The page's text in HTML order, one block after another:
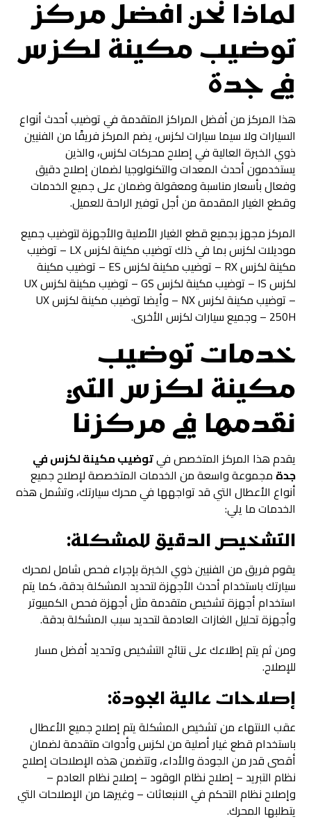
لماذا نحنافضل مركز
توضيب مكينة لكزس
في جدة
هذا المركز من أفضل المراكز المتقدمة في توضيب أحدث أنواع
السيارات ولا سيما سيارات لكزس، يضم المركز فريقًا من الفنيين
ذوي الخبرة العالية في إصلاح محركات لكزس، والذين
يستخدمون أحدث المعدات والتكنولوجيا لضمان إصلاح دقيق
وفعال بأسعار مناسبة ومعقولة وضمان على جميع الخدمات
وقطع الغيار المقدمة من أجل توفير الراحة للعميل.
المركز مجهز بجميع قطع الغيار الأصلية والأجهزة لتوضيب جميع
موديلات لكزس بما في ذلك توضيب مكينة لكزس LX – توضيب
مكينة لكزس RX – توضيب مكينة لكزس ES – توضيب مكينة
لكزس IS – توضيب مكينة لكزس GS – توضيب مكينة لكزس UX
– توضيب مكينة لكزس NX – وأيضا توضيب مكينة لكزس UX
250H – وجميع سيارات لكزس الأخرى.
خدمات توضيب
مكينة لكزس التي
نقدمها في مركزنا
يقدم هذا المركز المتخصص فيتوضيب مكينة لكزس في
جدة مجموعة واسعة من الخدمات المتخصصة لإصلاح جميع
أنواع الأعطال التي قد تواجهها في محرك سيارتك، وتشمل هذه
الخدمات ما يلي:
التشخيص الدقيق للمشكلة:
يقوم فريق من الفنيين ذوي الخبرة بإجراء فحص شامل لمحرك
سيارتك باستخدام أحدث الأجهزة لتحديد المشكلة بدقة، كما يتم
استخدام أجهزة تشخيص متقدمة مثل أجهزة فحص الكمبيوتر
وأجهزة تحليل الغازات العادمة لتحديد سبب المشكلة بدقة.
ومن ثم يتم إطلاعك على نتائج التشخيص وتحديد أفضل مسار
للإصلاح.
إصلاحات عالية الجودة:
عقب الانتهاء من تشخيص المشكلة يتم إصلاح جميع الأعطال
باستخدام قطع غيار أصلية من لكزس وأدوات متقدمة لضمان
أقصى قدر من الجودة والأداء، وتتضمن هذه الإصلاحات إصلاح
نظام التبريد – إصلاح نظام الوقود – إصلاح نظام العادم –
وإصلاح نظام التحكم في الانبعاثات – وغيرها من الإصلاحات التي
يتطلبها المحرك.